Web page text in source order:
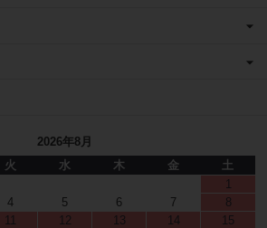
2026年8月
火 水 木 金
土
1
4 5 6 7
8
11 12 13 14
15